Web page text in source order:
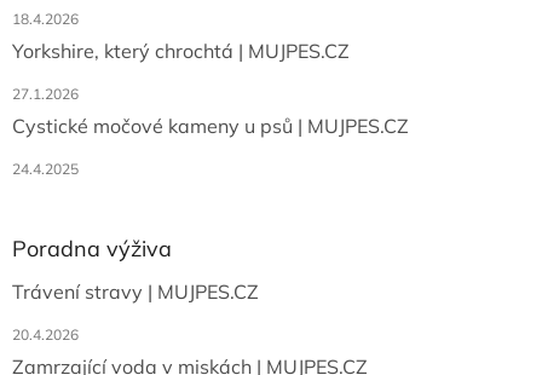
18.4.2026
Yorkshire, který chrochtá | MUJPES.CZ
27.1.2026
Cystické močové kameny u psů | MUJPES.CZ
24.4.2025
Poradna výživa
Trávení stravy | MUJPES.CZ
20.4.2026
Zamrzající voda v miskách | MUJPES.CZ